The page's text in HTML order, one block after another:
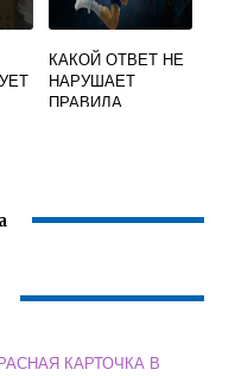
КАКОЙ ОТВЕТ НЕ
НАРУШАЕТ
ПРАВИЛА
КАРТОЧКА В